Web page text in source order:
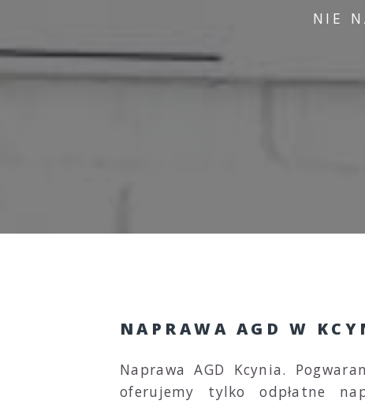
NIE
NAPRAWA AGD W
Naprawa AGD Kcynia.
oferujemy tylko odpłatne